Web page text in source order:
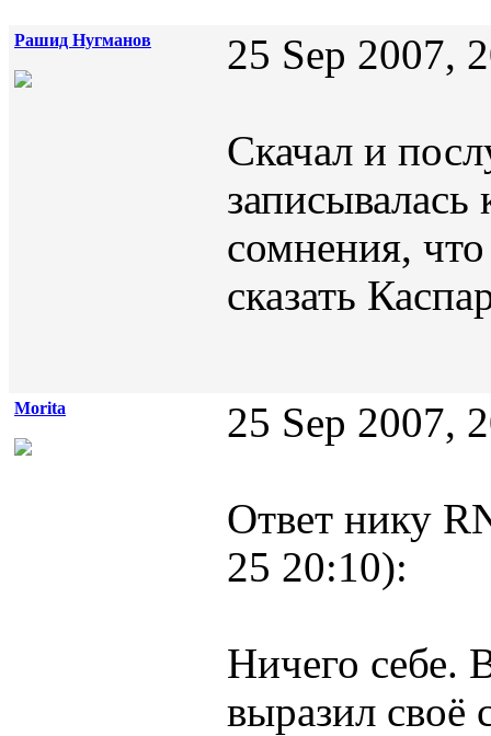
Рашид Нугманов 25 Sep 2007,
Скачал и
сомнения,
сказать
Morita 25 Sep 2007,
Ответ нику
25 20:10):
Ничего себе.
выразил своё